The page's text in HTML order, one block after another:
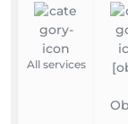
All services